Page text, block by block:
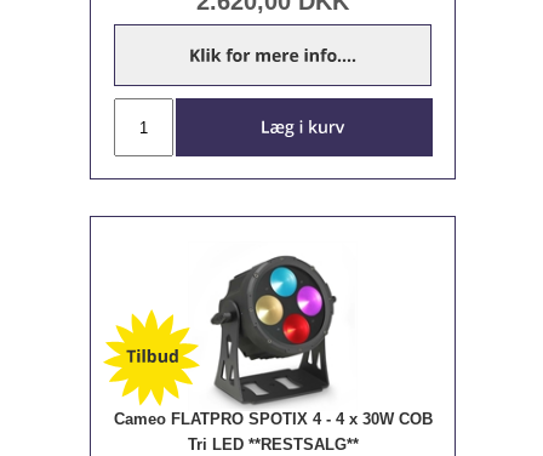
Cameo FLATPRO SPOTIX 4 - 4 x 30W COB
Tri LED **RESTSALG**